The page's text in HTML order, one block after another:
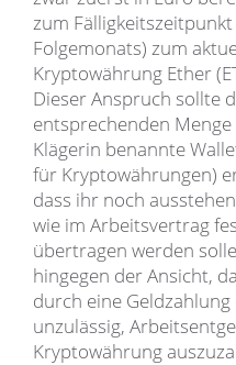
zum
Folgemonats) zum
Kryptowährung Ether
Dieser Anspruch sollte
entsprechenden
Klägerin benannte
für Kryptowährungen)
dass ihr noch
wie im Arbeitsvertrag
übertragen werden
hingegen der Ansicht,
durch eine Geldzahlung
unzulässig,
Kryptowährung